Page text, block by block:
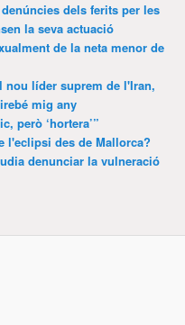
dels ferits per les
la seva actuació
de la neta menor de
nou líder suprem de l'Iran,
mig any
però ‘hortera’”
l'eclipsi des de Mallorca?
denunciar la vulneració